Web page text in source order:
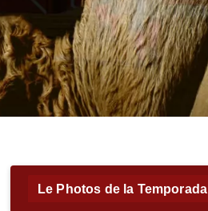
Le Photos de la Temporada